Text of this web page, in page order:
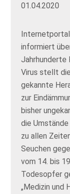
01.04.2020
Internetportal
informiert
Jahrhunderte
Virus stellt
gekannte
zur
bisher
die
zu allen
Seuchen
vom 14. bis
Todesopfer
„Medizin und